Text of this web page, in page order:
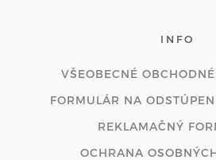
INFO
VŠEOBECNÉ
FORMULÁR NA
REKLAMAČNÝ
OCHRANA